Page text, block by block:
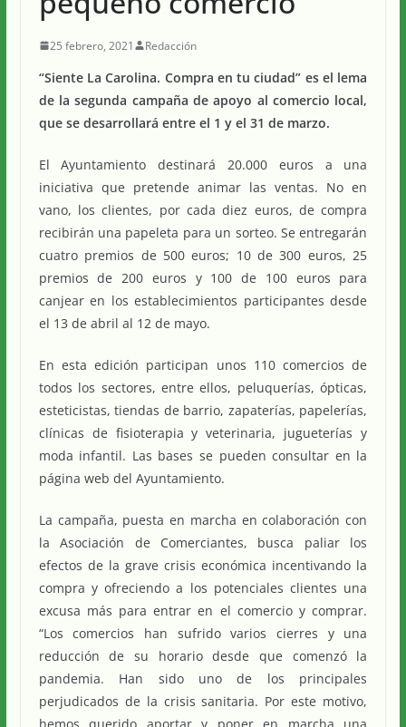
25 febrero, 2021 Redacción
“Siente La Carolina. Compra en tu ciudad” es el lema
de la segunda campaña de apoyo al comercio local,
que se desarrollará entre el 1 y el 31 de marzo.
El Ayuntamiento destinará 20.000 euros a una
iniciativa que pretende animar las ventas. No en
vano, los clientes, por cada diez euros, de compra
recibirán una papeleta para un sorteo. Se entregarán
cuatro premios de 500 euros; 10 de 300 euros, 25
premios de 200 euros y 100 de 100 euros para
canjear en los establecimientos participantes desde
el 13 de abril al 12 de mayo.
En esta edición participan unos 110 comercios de
todos los sectores, entre ellos, peluquerías, ópticas,
esteticistas, tiendas de barrio, zapaterías, papelerías,
clínicas de fisioterapia y veterinaria, jugueterías y
moda infantil. Las bases se pueden consultar en la
página web del Ayuntamiento.
La campaña, puesta en marcha en colaboración con
la Asociación de Comerciantes, busca paliar los
efectos de la grave crisis económica incentivando la
compra y ofreciendo a los potenciales clientes una
excusa más para entrar en el comercio y comprar.
“Los comercios han sufrido varios cierres y una
reducción de su horario desde que comenzó la
pandemia. Han sido uno de los principales
perjudicados de la crisis sanitaria. Por este motivo,